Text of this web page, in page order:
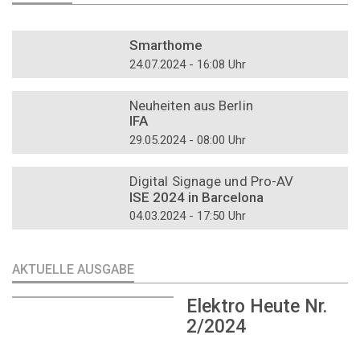
Smarthome
24.07.2024 - 16:08 Uhr
Neuheiten aus Berlin
IFA
29.05.2024 - 08:00 Uhr
Digital Signage und Pro-AV
ISE 2024 in Barcelona
04.03.2024 - 17:50 Uhr
AKTUELLE AUSGABE
Elektro Heute Nr.
2/2024